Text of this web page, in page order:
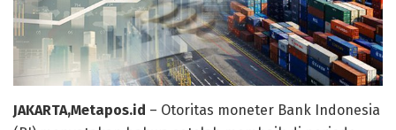
JAKARTA,Metapos.id – Otoritas moneter Bank Indonesia